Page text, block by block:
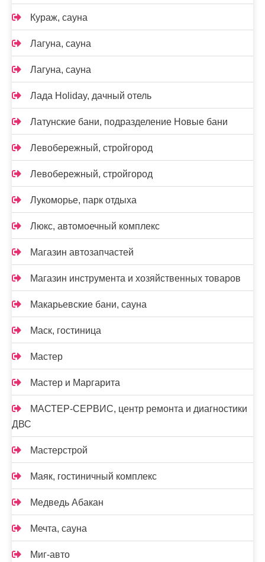
Кураж, сауна
Лагуна, сауна
Лагуна, сауна
Лада Holidаy, дачный отель
Латунские бани, подразделение Новые бани
Левобережный, стройгород
Левобережный, стройгород
Лукоморье, парк отдыха
Люкс, автомоечный комплекс
Магазин автозапчастей
Магазин инструмента и хозяйственных товаров
Макарьевские бани, сауна
Маск, гостиница
Мастер
Мастер и Маргарита
МАСТЕР-СЕРВИС, центр ремонта и диагностики
ДВС
Мастерстрой
Маяк, гостиничный комплекс
Медведь Абакан
Мечта, сауна
Миг-авто